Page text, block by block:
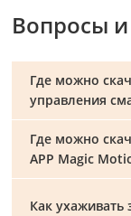
Вопросы
Где можно
управления
Где можно
APP Magic
Как ухаживать